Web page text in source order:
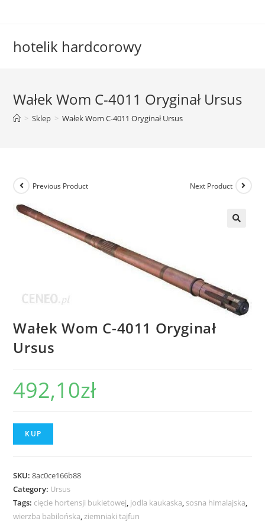
hotelik hardcorowy
Wałek Wom C-4011 Oryginał Ursus
> Sklep > Wałek Wom C-4011 Oryginał Ursus
Previous Product Next Product
Wałek Wom C-4011 Oryginał
Ursus
492,10zł
KUP
SKU:8ac0ce166b88
Category: Ursus
Tags: cięcie hortensji bukietowej jodla kaukaska sosna himalajska
wierzba babilońska ziemniaki tajfun